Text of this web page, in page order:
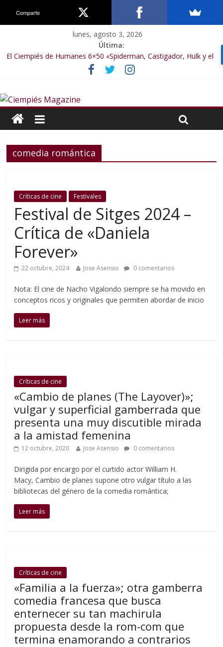
lunes, agosto 3, 2026
Última:
El Ciempiés de Humanes 6×50 «Spiderman, Castigador, Hulk y el
final de la sexta temporada»
El Ciempiés de Humanes 6×49 «Kiritaaaaa»
El Ciempiés de Humanes 6×47 «De nada por nada»
El Ciempiés de Humanes 6×46 «Ciudadano Minion»
comedia romántica
Críticas de cine Festivales
Festival de Sitges 2024 –
Crítica de «Daniela
Forever»
22 octubre, 2024 Jose Asensio 0 comentarios
Nota: El cine de Nacho Vigalondo siempre se ha movido en
conceptos ricos y originales que permiten abordar de inicio
Leer más
Críticas de cine
«Cambio de planes (The Layover)»;
vulgar y superficial gamberrada que
presenta una muy discutible mirada
a la amistad femenina
12 octubre, 2020 Jose Asensio 0 comentarios
Dirigida por encargo por el curtido actor William H.
Macy, Cambio de planes supone otro vulgar título a las
bibliotecas del género de la comedia romántica;
Leer más
Críticas de cine
«Familia a la fuerza»; otra gamberra
comedia francesa que busca
enternecer su tan machirula
propuesta desde la rom-com que
termina enamorando a contrarios
Comparte